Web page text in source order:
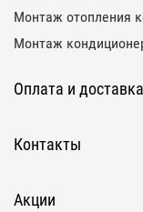
Монтаж отопления
Монтаж
Оплата и доставка
Контакты
Акции